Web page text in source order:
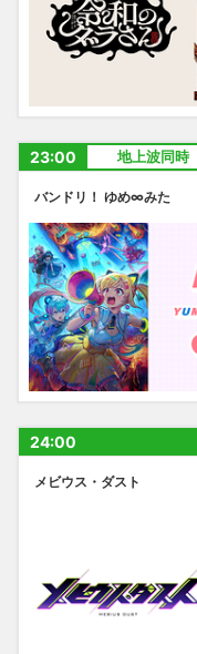
23:00 地上波同時
バンドリ！ ゆめ∞みた
24:00
メビウス・ダスト